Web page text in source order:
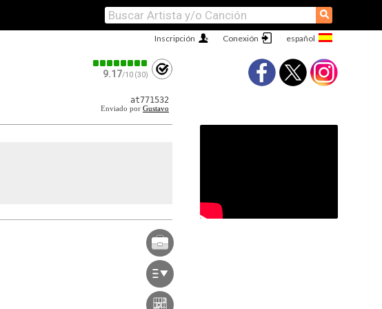
⚲
Conexión
Inscripción
9.17/10 (30)
at771532
Enviado por Gustavo